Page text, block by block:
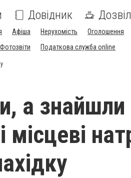
Довідник
Афіша Нерухомість Оголошення
Фотозвіти Податкова служба online
а знайшли
місцеві